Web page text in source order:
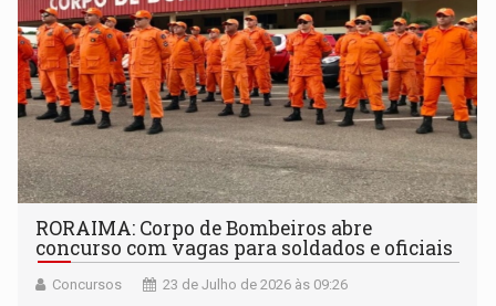
RORAIMA: Corpo de Bombeiros abre
concurso com vagas para soldados e oficiais
Concursos 23 de Julho de 2026 às 09:26